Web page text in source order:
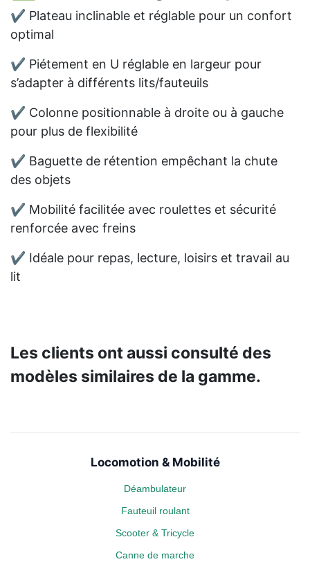
✔ Plateau inclinable et réglable pour un confort
optimal
✔ Piétement en U réglable en largeur pour
s’adapter à différents lits/fauteuils
✔ Colonne positionnable à droite ou à gauche
pour plus de flexibilité
✔ Baguette de rétention empêchant la chute
des objets
✔ Mobilité facilitée avec roulettes et sécurité
renforcée avec freins
✔ Idéale pour repas, lecture, loisirs et travail au
lit
Les clients ont aussi consulté des
modèles similaires de la gamme.
Locomotion & Mobilité
Déambulateur
Fauteuil roulant
Scooter & Tricycle
Canne de marche